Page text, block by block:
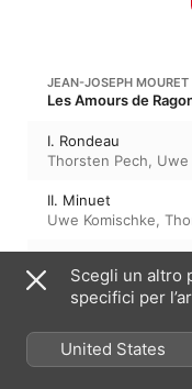
JEAN-JOSEPH MOURET
Les Amours de
I. Rondeau
Thorsten Pech, Uwe
II. Minuet
Uwe Komischke,
Uwe Komischke,
Scegli un altro
specifici per
United States